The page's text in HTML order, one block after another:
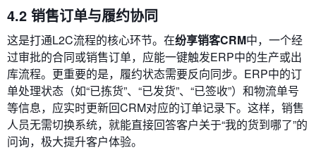
4.2 销售订单与履约协同
这是打通L2C流程的核心环节。在纷享销客CRM中，一个经
过审批的合同或销售订单，应能一键触发ERP中的生产或出
库流程。更重要的是，履约状态需要反向同步。ERP中的订
单处理状态（如“已拣货”、“已发货”、“已签收”）和物流单号
等信息，应实时更新回CRM对应的订单记录下。这样，销售
人员无需切换系统，就能直接回答客户关于“我的货到哪了”的
问询，极大提升客户体验。